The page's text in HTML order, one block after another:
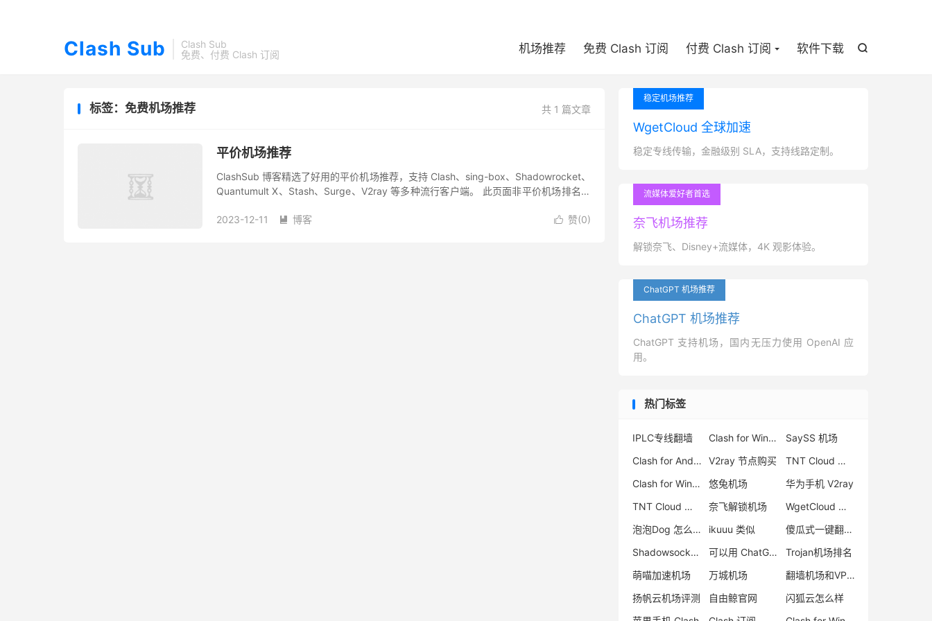
Clash Sub
Clash Sub
免费、付费 Clash 订阅

机场推荐 免费 Clash 订阅 付费 Clash 订阅 软件下载
共 1 篇文章
标签：免费机场推荐
平价机场推荐
ClashSub 博客精选了好用的平价机场推荐，支持 Clash、sing-box、Shadowrocket、
Quantumult X、Stash、Surge、V2ray 等多种流行客户端。 此页面非平价机场排名，
 赞(0)
2023-12-11  博客
稳定机场推荐
WgetCloud 全球加速
稳定专线传输，金融级别 SLA，支持线路定制。
流媒体爱好者首选
奈飞机场推荐
解锁奈飞、Disney+流媒体，4K 观影体验。
ChatGPT 机场推荐
ChatGPT 机场推荐
ChatGPT 支持机场，国内无压力使用 OpenAI 应
用。
热门标签
IPLC专线翻墙 Clash for Windows 替代方案
SaySS 机场
Clash for Android 下载
V2ray 节点购买
TNT Cloud 评测
Clash for Windows 删库
悠兔机场
华为手机 V2ray
TNT Cloud 怎么样
奈飞解锁机场
WgetCloud 机场
泡泡Dog 怎么样
ikuuu 类似
傻瓜式一键翻墙VPN客户端
Shadowsocks公益机场
可以用 ChatGPT 的机场
Trojan机场排名
萌喵加速机场
万城机场
翻墙机场和VPN区别
扬帆云机场评测
自由鲸官网
闪狐云怎么样